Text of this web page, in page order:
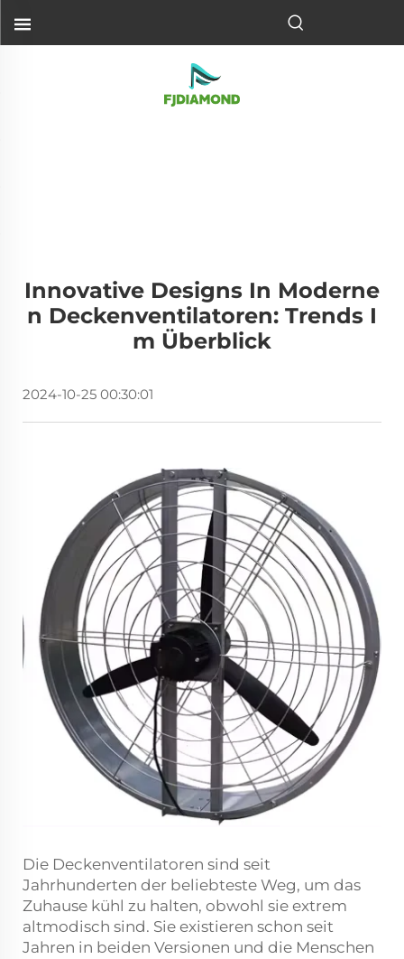
Innovative Designs In Moderne
N Deckenventilatoren: Trends I
M Überblick
2024-10-25 00:30:01
Die Deckenventilatoren sind seit
Jahrhunderten der beliebteste Weg, um das
Zuhause kühl zu halten, obwohl sie extrem
altmodisch sind. Sie existieren schon seit
Jahren in beiden Versionen und die Menschen